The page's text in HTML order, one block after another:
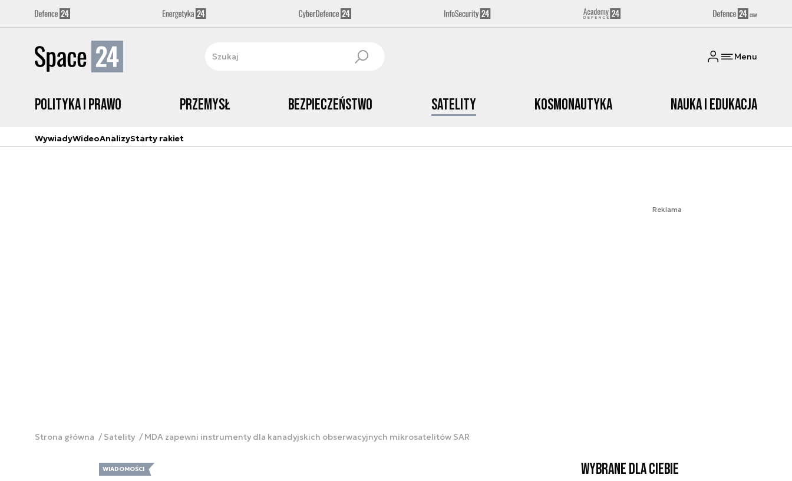
Menu
Polityka i prawo Przemysł Bezpieczeństwo Satelity Kosmonautyka Nauka i edukacja
WywiadyWideoAnalizyStarty rakiet
Reklama
Strona główna Satelity MDA zapewni instrumenty dla kanadyjskich obserwacyjnych mikrosatelitów SAR
WIADOMOŚCI Wybrane dla Ciebie